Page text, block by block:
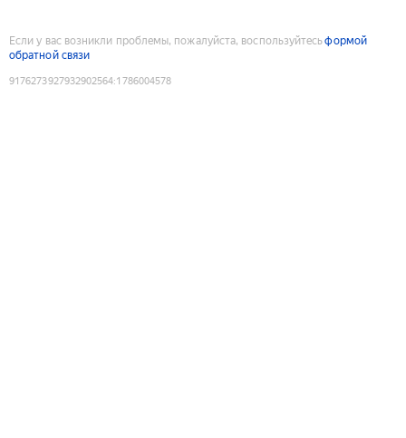
Если у вас возникли проблемы, пожалуйста, воспользуйтесьформой
обратной связи
9176273927932902564:1786004578